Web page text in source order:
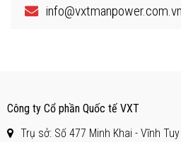
Công ty Cổ phần Quốc tế VXT
Trụ sở: Số 477 Minh Khai - Vĩnh